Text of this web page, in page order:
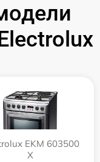
EKM 603500
X